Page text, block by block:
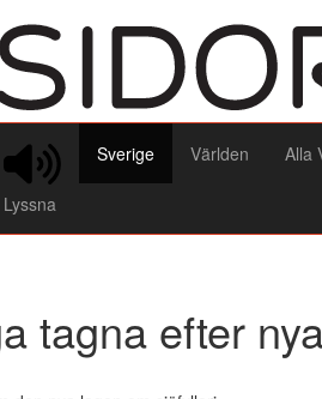
Lyssna
Sverige Världen Alla
tagna efter